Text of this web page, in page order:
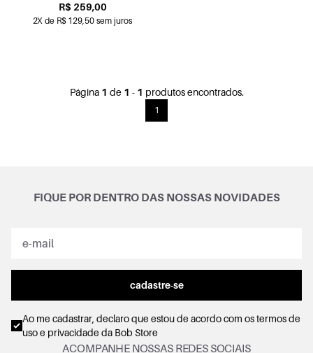
R$ 259,00
2X de R$ 129,50 sem juros
Página 1 de 1 - 1 produtos encontrados.
1
FIQUE POR DENTRO DAS NOSSAS NOVIDADES
cadastre-se
Ao me cadastrar, declaro que estou de acordo com ostermos de
uso e privacidadeda Bob Store
ACOMPANHE NOSSAS REDES SOCIAIS